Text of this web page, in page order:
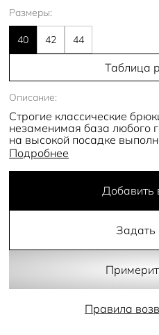
Размеры:
40 42 44
Таблица
Описание:
Строгие классические
незаменимая база любого
на высокой посадке
имеет заутюженные
длине спереди и сзади.
шлевками для ремня.
вместительные
имеются вытачки.
молнию и пуговицу.
- полная длина
- шлевки на поясе
- потайная молния и
Подробнее
Добавить
Задать
Правила